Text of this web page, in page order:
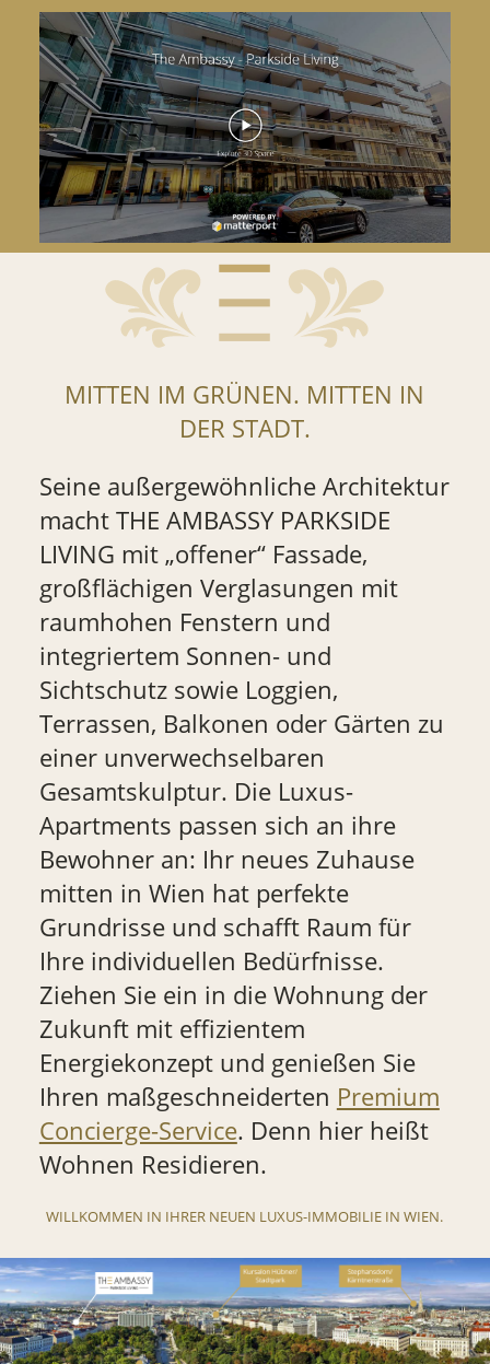
MITTEN IM GRÜNEN. MITTEN IN
DER STADT.
Seine außergewöhnliche Architektur
macht THE AMBASSY PARKSIDE
LIVING mit „offener“ Fassade,
großflächigen Verglasungen mit
raumhohen Fenstern und
integriertem Sonnen- und
Sichtschutz sowie Loggien,
Terrassen, Balkonen oder Gärten zu
einer unverwechselbaren
Gesamtskulptur. Die Luxus-
Apartments passen sich an ihre
Bewohner an: Ihr neues Zuhause
mitten in Wien hat perfekte
Grundrisse und schafft Raum für
Ihre individuellen Bedürfnisse.
Ziehen Sie ein in die Wohnung der
Zukunft mit effizientem
Energiekonzept und genießen Sie
Ihren maßgeschneiderten Premium
Concierge-Service. Denn hier heißt
Wohnen Residieren.
WILLKOMMEN IN IHRER NEUEN LUXUS-IMMOBILIE IN WIEN.